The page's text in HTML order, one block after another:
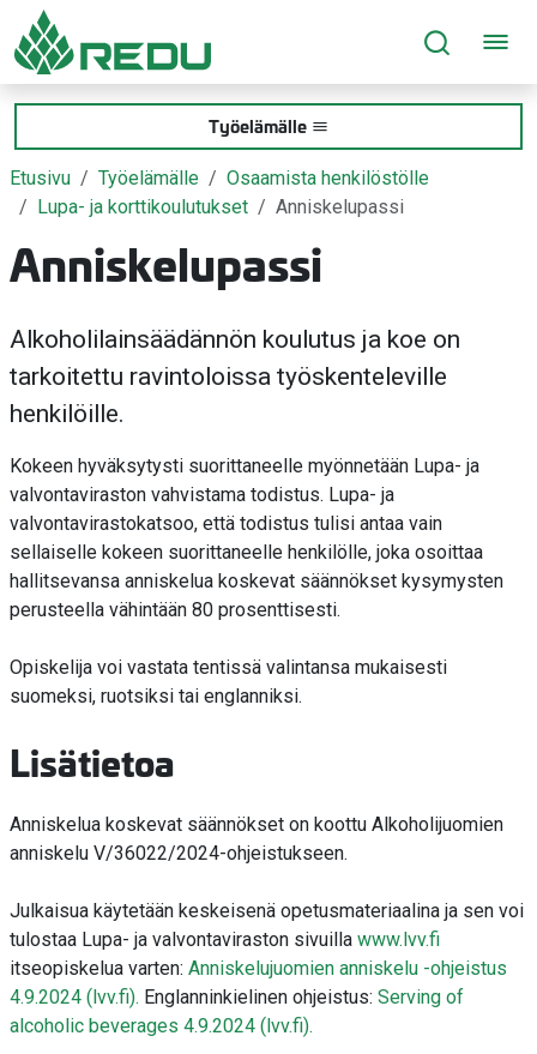
Siirry sivusisältöön
Työelämälle
Etusivu Työelämälle
Osaamista henkilöstölle
Lupa- ja korttikoulutukset
Anniskelupassi
Anniskelupassi
Alkoholilainsäädännön koulutus ja koe on
tarkoitettu ravintoloissa työskenteleville
henkilöille.
Kokeen hyväksytysti suorittaneelle myönnetään Lupa- ja
valvontaviraston vahvistama todistus. Lupa- ja
valvontavirastokatsoo, että todistus tulisi antaa vain
sellaiselle kokeen suorittaneelle henkilölle, joka osoittaa
hallitsevansa anniskelua koskevat säännökset kysymysten
perusteella vähintään 80 prosenttisesti.
Opiskelija voi vastata tentissä valintansa mukaisesti
suomeksi, ruotsiksi tai englanniksi.
Lisätietoa
Anniskelua koskevat säännökset on koottu Alkoholijuomien
anniskelu V/36022/2024-ohjeistukseen.
Julkaisua käytetään keskeisenä opetusmateriaalina ja sen voi
tulostaa Lupa- ja valvontaviraston sivuilla www.lvv.fi
itseopiskelua varten: Anniskelujuomien anniskelu -ohjeistus
4.9.2024 (lvv.fi). Englanninkielinen ohjeistus: Serving of
alcoholic beverages 4.9.2024 (lvv.fi).